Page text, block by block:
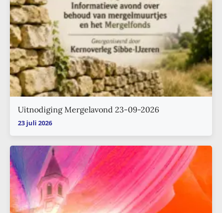
Uitnodiging Mergelavond 23-09-2026
23 juli 2026